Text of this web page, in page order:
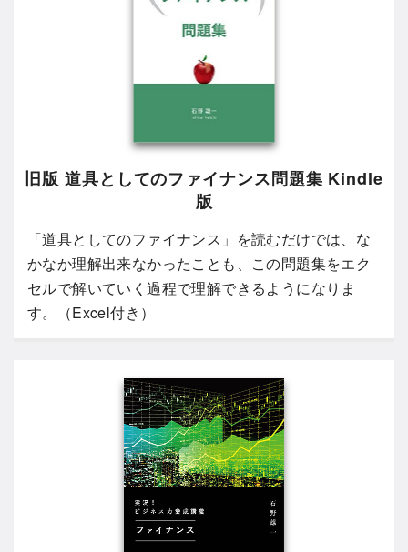
旧版 道具としてのファイナンス問題集 Kindle
版
「道具としてのファイナンス」を読むだけでは、な
かなか理解出来なかったことも、この問題集をエク
セルで解いていく過程で理解できるようになりま
す。（Excel付き）